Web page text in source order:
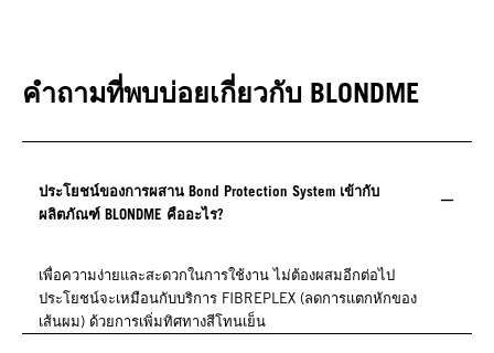
คำถามที่พบบ่อยเกี่ยวกับ BLONDME
ประโยชน์ของการผสาน Bond Protection System เข้ากับ
ผลิตภัณฑ์ BLONDME คืออะไร?
เพื่อความง่ายและสะดวกในการใช้งาน ไม่ต้องผสมอีกต่อไป
ประโยชน์จะเหมือนกับบริการ FIBREPLEX (ลดการแตกหักของ
เส้นผม) ด้วยการเพิ่มทิศทางสีโทนเย็น